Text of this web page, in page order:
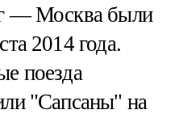
— Москва были
2014 года.
поезда
"Сапсаны" на